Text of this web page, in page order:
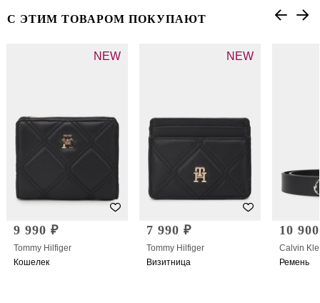
С ЭТИМ ТОВАРОМ ПОКУПАЮТ
NEW
9 990 ₽
Tommy Hilfiger
Кошелек
NEW
7 990 ₽
Tommy Hilfiger
Визитница
10
Calvin
Ремень